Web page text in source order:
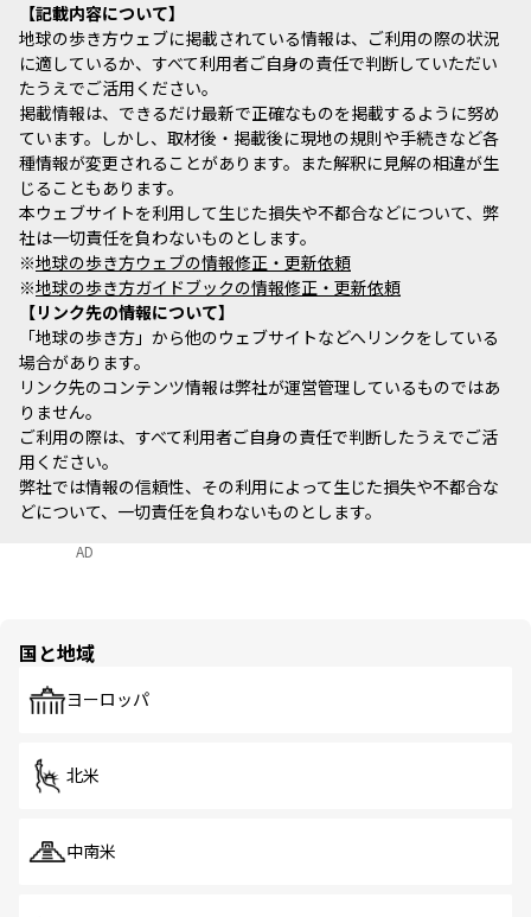
記載内容について
地球の歩き方ウェブに掲載されている情報は、ご利用の際の状況
に適しているか、すべて利用者ご自身の責任で判断していただい
たうえでご活用ください。
掲載情報は、できるだけ最新で正確なものを掲載するように努め
ています。しかし、取材後・掲載後に現地の規則や手続きなど各
種情報が変更されることがあります。また解釈に見解の相違が生
じることもあります。
本ウェブサイトを利用して生じた損失や不都合などについて、弊
社は一切責任を負わないものとします。
※地球の歩き方ウェブの情報修正・更新依頼
※地球の歩き方ガイドブックの情報修正・更新依頼
リンク先の情報について
「地球の歩き方」から他のウェブサイトなどへリンクをしている
場合があります。
リンク先のコンテンツ情報は弊社が運営管理しているものではあ
りません。
ご利用の際は、すべて利用者ご自身の責任で判断したうえでご活
用ください。
弊社では情報の信頼性、その利用によって生じた損失や不都合な
どについて、一切責任を負わないものとします。
AD
国と地域
ヨーロッパ
北米
中南米